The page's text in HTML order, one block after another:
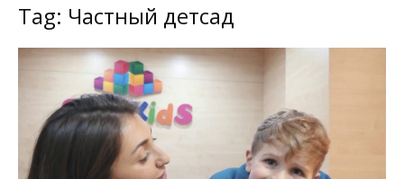
Tag: Частный детсад